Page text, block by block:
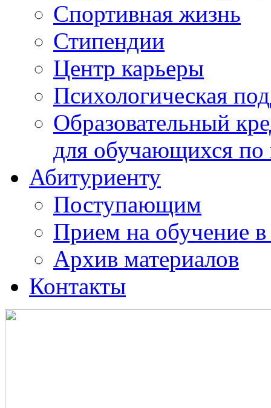
Спортивная жизнь
Стипендии
Центр карьеры
Психологическая
Образовательный
для обучающихся
Абитуриенту
Поступающим
Прием на обучение в
Архив материалов
Контакты